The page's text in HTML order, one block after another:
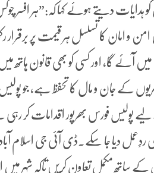
ہدایات دیتے ہوئے کہا کہ:”ہر افسر
و امان کا تسلسل ہر قیمت پر برقرار
آئے گا، اور کسی کو بھی قانون
شہریوں کے جان و مال کا تحفظ ہے، جو
پولیس فورس بھرپور اقدامات کر رہی
ردِعمل دیا جا سکے۔ڈی آئی جی اسلام
کے ساتھ مکمل تعاون کریں تاکہ شہر میں